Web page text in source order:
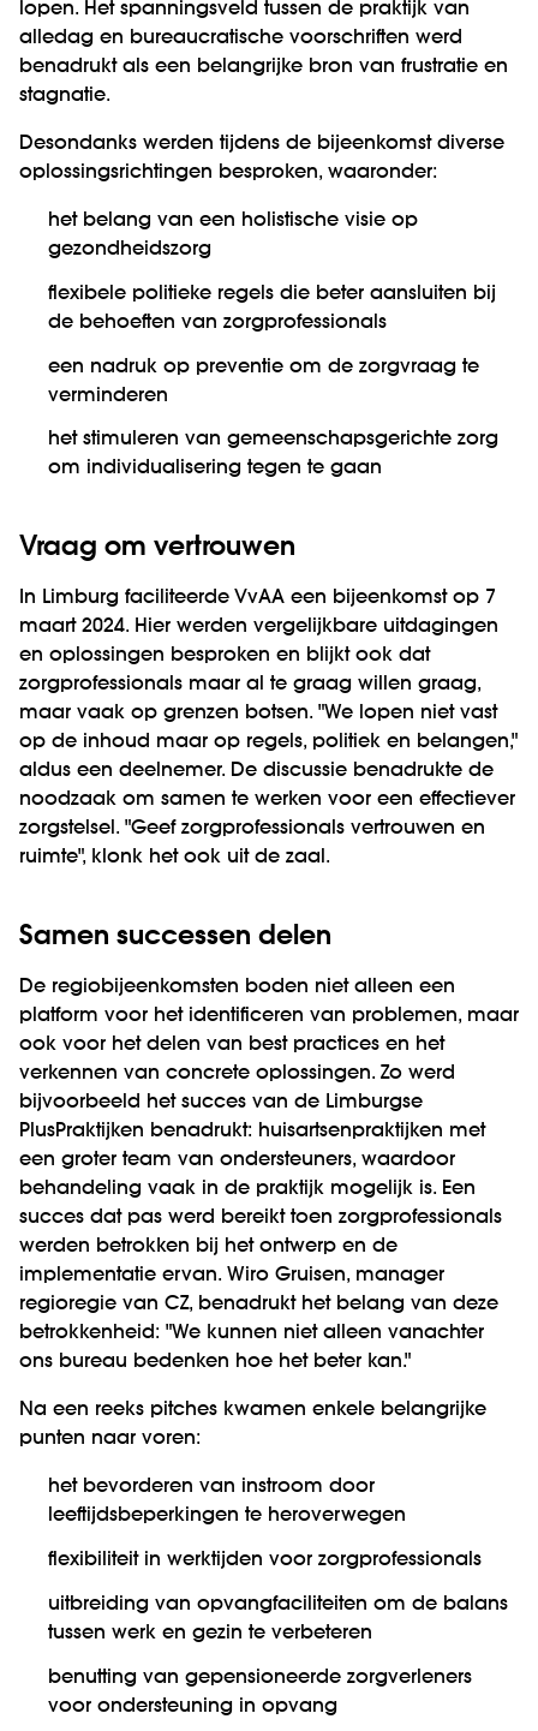
lopen. Het spanningsveld tussen de praktijk van
alledag en bureaucratische voorschriften werd
benadrukt als een belangrijke bron van frustratie en
stagnatie.
Desondanks werden tijdens de bijeenkomst diverse
oplossingsrichtingen besproken, waaronder:
het belang van een holistische visie op
gezondheidszorg
flexibele politieke regels die beter aansluiten bij
de behoeften van zorgprofessionals
een nadruk op preventie om de zorgvraag te
verminderen
het stimuleren van gemeenschapsgerichte zorg
om individualisering tegen te gaan
Vraag om vertrouwen
In Limburg faciliteerde VvAA een bijeenkomst op 7
maart 2024. Hier werden vergelijkbare uitdagingen
en oplossingen besproken en blijkt ook dat
zorgprofessionals maar al te graag willen graag,
maar vaak op grenzen botsen. "We lopen niet vast
op de inhoud maar op regels, politiek en belangen,"
aldus een deelnemer. De discussie benadrukte de
noodzaak om samen te werken voor een effectiever
zorgstelsel. "Geef zorgprofessionals vertrouwen en
ruimte", klonk het ook uit de zaal.
Samen successen delen
De regiobijeenkomsten boden niet alleen een
platform voor het identificeren van problemen, maar
ook voor het delen van best practices en het
verkennen van concrete oplossingen. Zo werd
bijvoorbeeld het succes van de Limburgse
PlusPraktijken benadrukt: huisartsenpraktijken met
een groter team van ondersteuners, waardoor
behandeling vaak in de praktijk mogelijk is. Een
succes dat pas werd bereikt toen zorgprofessionals
werden betrokken bij het ontwerp en de
implementatie ervan. Wiro Gruisen, manager
regioregie van CZ, benadrukt het belang van deze
betrokkenheid: "We kunnen niet alleen vanachter
ons bureau bedenken hoe het beter kan."
Na een reeks pitches kwamen enkele belangrijke
punten naar voren:
het bevorderen van instroom door
leeftijdsbeperkingen te heroverwegen
flexibiliteit in werktijden voor zorgprofessionals
uitbreiding van opvangfaciliteiten om de balans
tussen werk en gezin te verbeteren
benutting van gepensioneerde zorgverleners
voor ondersteuning in opvang